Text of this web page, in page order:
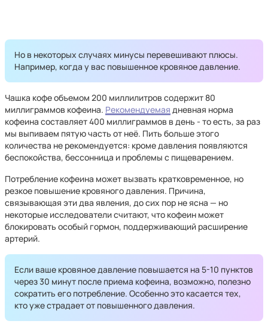
Но в некоторых случаях минусы перевешивают плюсы.
Например, когда у вас повышенное кровяное давление.
Чашка кофе объемом 200 миллилитров содержит 80
миллиграммов кофеина. Рекомендуемая дневная норма
кофеина составляет 400 миллиграммов в день - то есть, за раз
мы выпиваем пятую часть от неё. Пить больше этого
количества не рекомендуется: кроме давления появляются
беспокойства, бессонница и проблемы с пищеварением.
Потребление кофеина может вызвать кратковременное, но
резкое повышение кровяного давления. Причина,
связывающая эти два явления, до сих пор не ясна — но
некоторые исследователи считают, что кофеин может
блокировать особый гормон, поддерживающий расширение
артерий.
Если ваше кровяное давление повышается на 5-10 пунктов
через 30 минут после приема кофеина, возможно, полезно
сократить его потребление. Особенно это касается тех,
кто уже страдает от повышенного давления.